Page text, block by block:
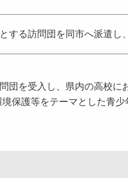
する訪問団を同市へ派遣し
を受入し、県内の高校に
保護等をテーマとした青少